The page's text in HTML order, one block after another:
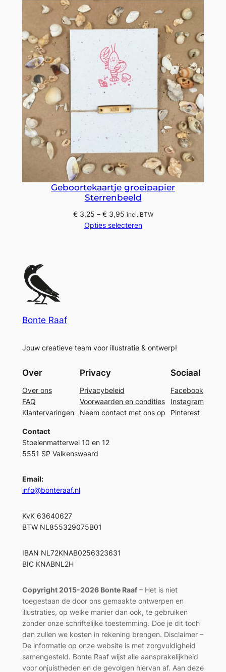
€ 13,00.€ 9,75.
Geboortekaartje groeipapier
Sterrenbeeld
€3,25 – €3,95Prijsklasse:
€ 3,25
incl. BTW
Opties selecteren
Bonte Raaf
Jouw creatieve team voor illustratie & ontwerp!
Over
Over ons
FAQ
Klantervaringen
Privacy
Privacybeleid
Voorwaarden en condities
Neem contact met ons op
Sociaal
Facebook
Instagram
Pinterest
Contact
Stoelenmatterwei 10 en 12
5551 SP Valkenswaard
Email:
info@bonteraaf.nl
KvK 63640627
BTW NL855329075B01
IBAN NL72KNAB0256323631
BIC KNABNL2H
Copyright 2015-2026 Bonte Raaf– Het is niet
toegestaan de door ons gemaakte ontwerpen en
illustraties, op welke manier dan ook, te gebruiken
zonder onze schriftelijke toestemming. Doe je dit toch
dan zullen we kosten in rekening brengen. Disclaimer –
De informatie op onze website is met zorgvuldigheid
samengesteld. Bonte Raaf wijst alle aansprakelijkheid
voor onjuistheden en de gevolgen hiervan af. Aan deze